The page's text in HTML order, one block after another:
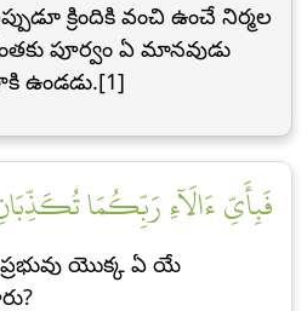
క్రిందికి వంచి ఉంచే నిర్మల
పూర్వం ఏ మానవుడు
ఉండడు.[1]
فَبِأَيِّ ءَالَآءِ رَبِّكُمَا تُكَذِّبَانِ
యొక్క ఏ యే